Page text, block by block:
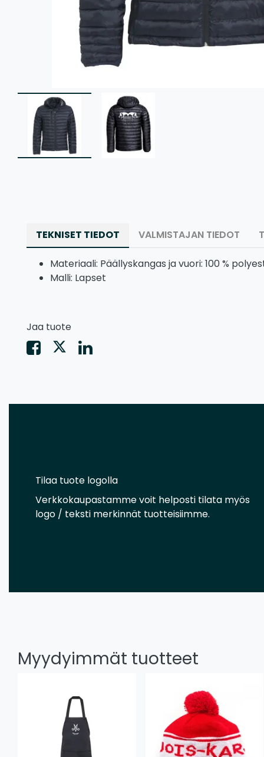
TEKNISET TIEDOT VALMISTAJAN TIEDOT
Materiaali: Päällyskangas ja vuori: 100 %
Malli: Lapset
Jaa tuote
Tilaa tuote logolla
Verkkokaupastamme voit helposti tilata myös
logo / teksti merkinnät tuotteisiimme.
Myydyimmät tuotteet